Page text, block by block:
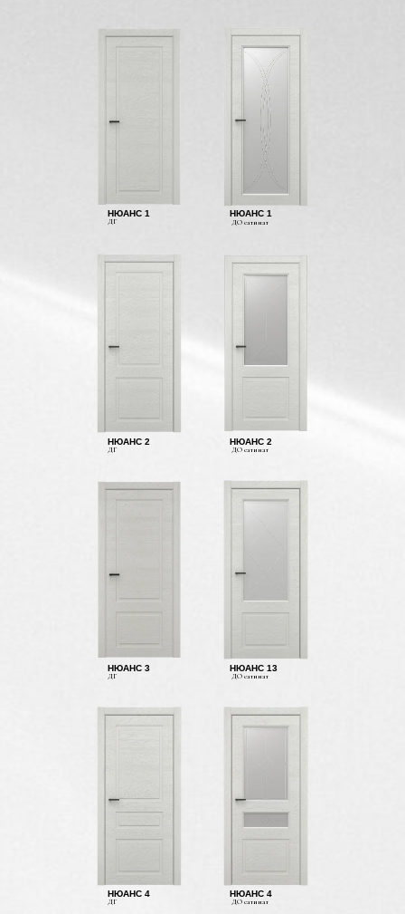
ДГ
НЮАНС 3
ДГ
НЮАНС 1 НЮАНС 1
ДО сатинат
НЮАНС 13
ДО сатинат
НЮАНС 2
ДГ
НЮАНС 4
ДГ
НЮАНС 2
ДО сатинат
НЮАНС 4
ДО сатинат